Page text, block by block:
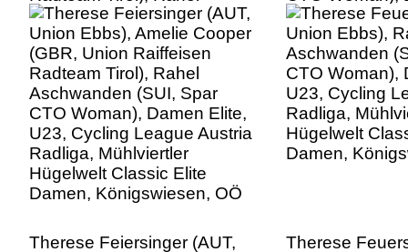
Aschwanden (SUI, Spar
CTO Woman), Damen Elite,
U23, Cycling League Austria
Radliga, Mühlviertler
Hügelwelt Classic Elite
Damen, Königswiesen, OÖ
U23, Cycling
Radliga,
Hügelwelt
Damen,
Therese Feiersinger (AUT,
Therese